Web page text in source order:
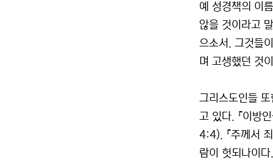
예 성경책의 이
않을 것이라고
으소서. 그것들
며 고생했던 것
그리스도인들
고 있다. 『이방
4:4). 『주께서
람이 헛되나이